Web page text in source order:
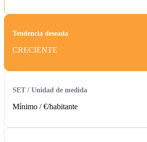
Tendencia deseada
CRECIENTE
SET / Unidad de medida
Mínimo /€/habitante